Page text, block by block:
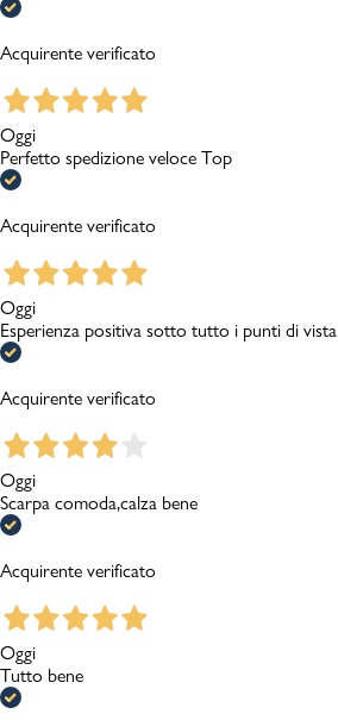
Acquirente verificato
Oggi
Perfetto spedizione veloce Top
Acquirente verificato
Oggi
Esperienza positiva sotto tutto i punti di vista
Acquirente verificato
Oggi
Scarpa comoda,calza bene
Acquirente verificato
Oggi
Tutto bene